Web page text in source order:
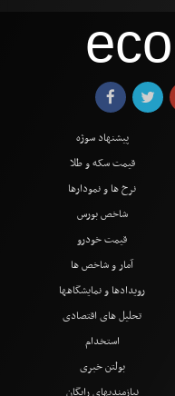
eco
پیشنهاد سوژه
قیمت سکه و طلا
نرخ ها و نمودارها
شاخص بورس
قیمت خودرو
آمار و شاخص ها
رویدادها و نمایشگاهها
تحلیل های اقتصادی
استخدام
بولتن خبری